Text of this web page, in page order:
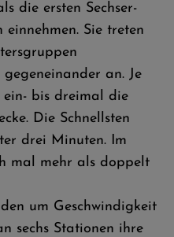
die ersten Sechser-
einnehmen. Sie treten
gegeneinander an. Je
ein- bis dreimal die
Die Schnellsten
drei Minuten. Im
mal mehr als doppelt
um Geschwindigkeit
sechs Stationen ihre